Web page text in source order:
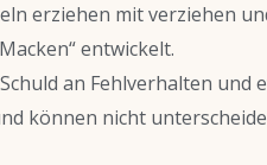
erziehen mit verziehen
entwickelt.
an Fehlverhalten und
können nicht